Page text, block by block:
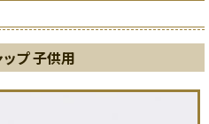
ップ 子供用